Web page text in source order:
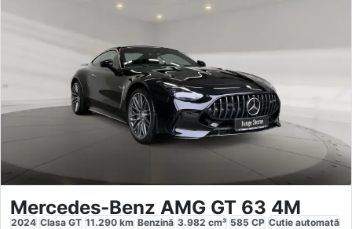
Mercedes-Benz AMG GT 63 4M
2024 Clasa GT 11.290 km Benzină 3.982 cm³ 585 CP Cutie automată